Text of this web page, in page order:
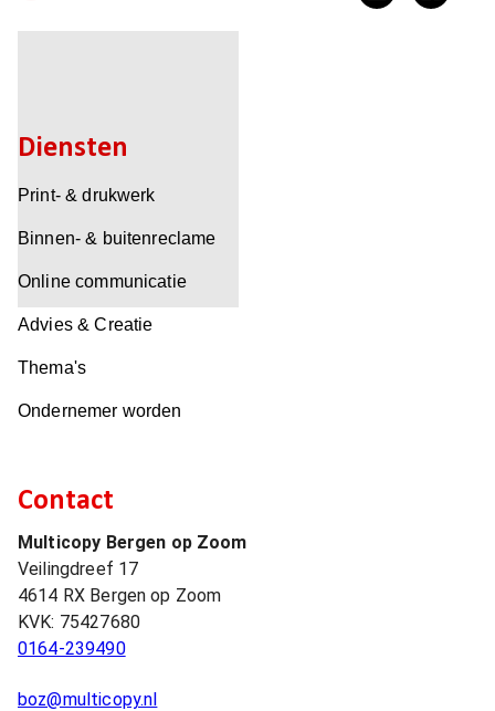
Diensten
Print- & drukwerk
Binnen- & buitenreclame
Online communicatie
Advies & Creatie
Thema's
Ondernemer worden
Contact
Multicopy Bergen op Zoom
Veilingdreef 17
4614 RX Bergen op Zoom
KVK: 75427680
0164-239490
boz@multicopy.nl